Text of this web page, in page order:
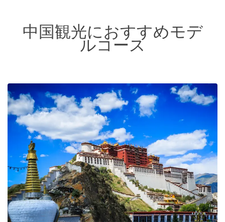
中国観光におすすめモデ
ルコース